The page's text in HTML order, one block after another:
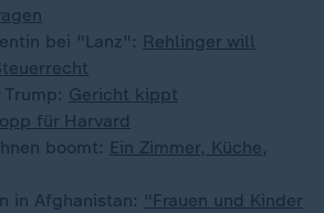
bei "Lanz": Rehlinger will
Gericht kippt
für Harvard
boomt: Ein Zimmer, Küche,
in Afghanistan: "Frauen und Kinder